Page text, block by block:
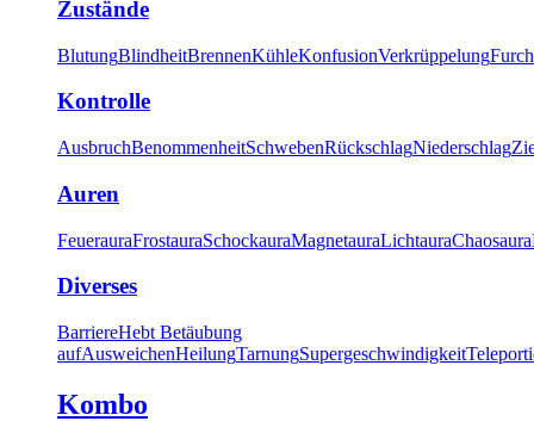
Zustände
BlutungBlindheitBrennenKühleKonfusionVerkrüppelung
Kontrolle
AusbruchBenommenheitSchwebenRückschlagNiederschlag
Auren
FeuerauraFrostauraSchockauraMagnetauraLichtauraChaosaura
Diverses
BarriereHebt Betäubung
aufAusweichenHeilungTarnungSupergeschwindigkeit
Kombo